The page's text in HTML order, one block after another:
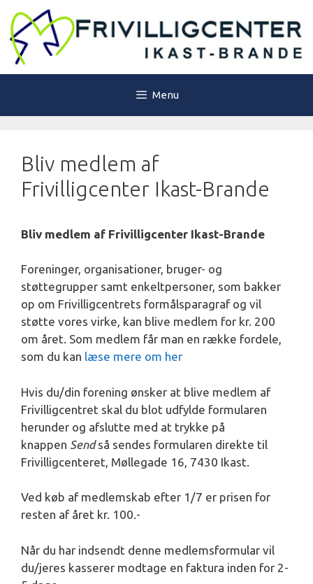
indhold
Menu
Bliv medlem af
Frivilligcenter Ikast-Brande
Bliv medlem af Frivilligcenter Ikast-Brande
Foreninger, organisationer, bruger- og
støttegrupper samt enkeltpersoner, som bakker
op om Frivilligcentrets formålsparagraf og vil
støtte vores virke, kan blive medlem for kr. 200
om året. Som medlem får man en række fordele,
som du kan læse mere om her
Hvis du/din forening ønsker at blive medlem af
Frivilligcentret skal du blot udfylde formularen
herunder og afslutte med at trykke på
knappen Sendså sendes formularen direkte til
Frivilligcenteret, Møllegade 16, 7430 Ikast.
Ved køb af medlemskab efter 1/7 er prisen for
resten af året kr. 100.-
Når du har indsendt denne medlemsformular vil
du/jeres kasserer modtage en faktura inden for 2-